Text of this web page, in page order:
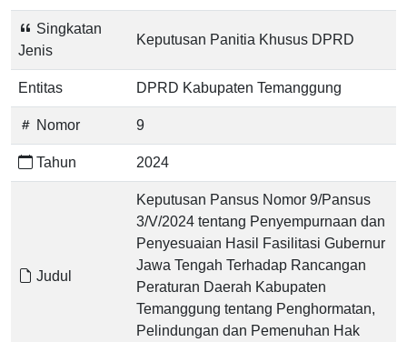
Singkatan
Jenis
Keputusan Panitia Khusus DPRD
Entitas DPRD Kabupaten Temanggung
Nomor 9
Tahun 2024
Judul
Keputusan Pansus Nomor 9/Pansus
3/V/2024 tentang Penyempurnaan dan
Penyesuaian Hasil Fasilitasi Gubernur
Jawa Tengah Terhadap Rancangan
Peraturan Daerah Kabupaten
Temanggung tentang Penghormatan,
Pelindungan dan Pemenuhan Hak